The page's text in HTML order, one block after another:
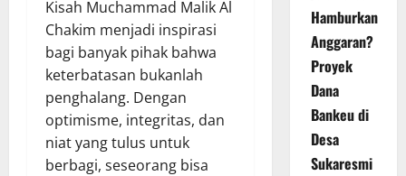
Kisah Muchammad Malik Al
Chakim menjadi inspirasi
bagi banyak pihak bahwa
keterbatasan bukanlah
penghalang. Dengan
optimisme, integritas, dan
niat yang tulus untuk
berbagi, seseorang bisa
Hamburkan
Anggaran?
Proyek
Dana
Bankeu di
Desa
Sukaresmi